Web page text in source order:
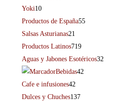
Yoki10
Productos de España55
Salsas Asturianas21
Productos Latinos719
Aguas y Jabones Esotéricos32
Bebidas42
Cafe e infusiones42
Dulces y Chuches137